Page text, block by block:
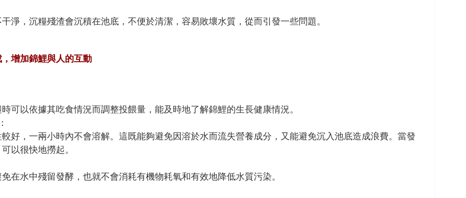
淨，沉糧殘渣會沉積在池底，不便於清潔，容易敗壞水質，從而引發一些問題。
增加錦鯉與人的互動
可以依據其吃食情況而調整投餵量，能及時地了解錦鯉的生長健康情況。
好，一兩小時內不會溶解。這既能夠避免因溶於水而流失營養成分，又能避免沉入池底造成浪費。當發
以很快地撈起。
在水中殘留發酵，也就不會消耗有機物耗氧和有效地降低水質污染。